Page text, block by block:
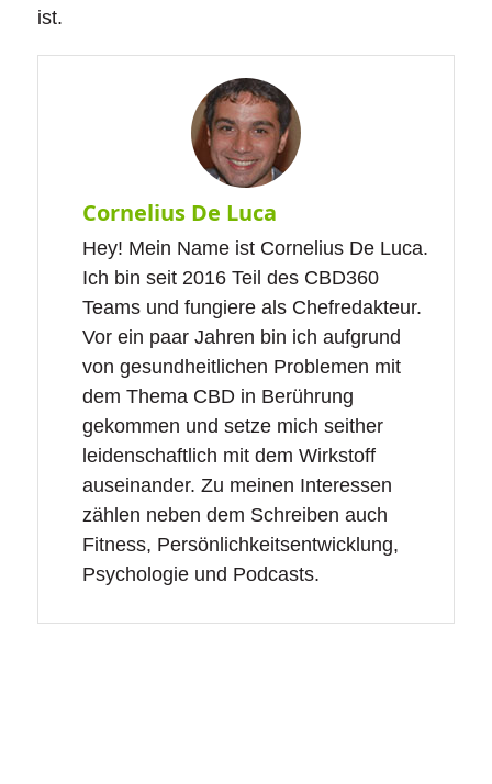
ist.
Cornelius De Luca
Hey! Mein Name ist Cornelius De Luca.
Ich bin seit 2016 Teil des CBD360
Teams und fungiere als Chefredakteur.
Vor ein paar Jahren bin ich aufgrund
von gesundheitlichen Problemen mit
dem Thema CBD in Berührung
gekommen und setze mich seither
leidenschaftlich mit dem Wirkstoff
auseinander. Zu meinen Interessen
zählen neben dem Schreiben auch
Fitness, Persönlichkeitsentwicklung,
Psychologie und Podcasts.